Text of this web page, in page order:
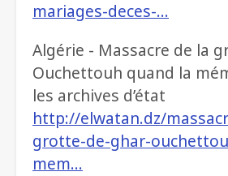
mariages-deces-…
Algérie - Massacre de la
Ouchettouh quand la
les archives d’état
http://elwatan.dz/
grotte-de-ghar-
mem…